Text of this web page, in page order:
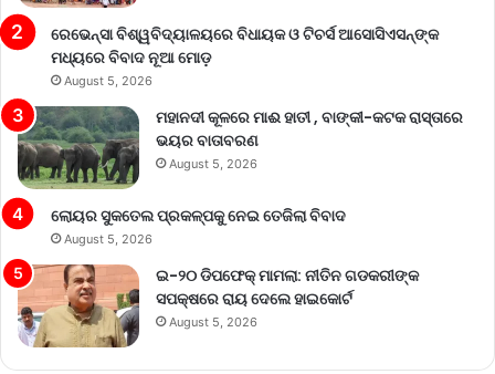
ରେଭେନ୍ସା ବିଶ୍ୱବିଦ୍ୟାଳୟରେ ବିଧାୟକ ଓ ଟିଚର୍ସ ଆସୋସିଏସନ୍‌ଙ୍କ
ମଧ୍ୟରେ ବିବାଦ ନୂଆ ମୋଡ଼
August 5, 2026
ମହାନଦୀ କୂଳରେ ମାଈ ହାତୀ , ବାଙ୍କୀ-କଟକ ରାସ୍ତାରେ
ଭୟର ବାତାବରଣ
August 5, 2026
ଲୋୟର ସୁକତେଲ ପ୍ରକଳ୍ପକୁ ନେଇ ତେଜିଲା ବିବାଦ
August 5, 2026
ଇ-୨୦ ଡିପଫେକ୍ ମାମଲା: ନୀତିନ ଗଡକରୀଙ୍କ
ସପକ୍ଷରେ ରାୟ ଦେଲେ ହାଇକୋର୍ଟ
August 5, 2026